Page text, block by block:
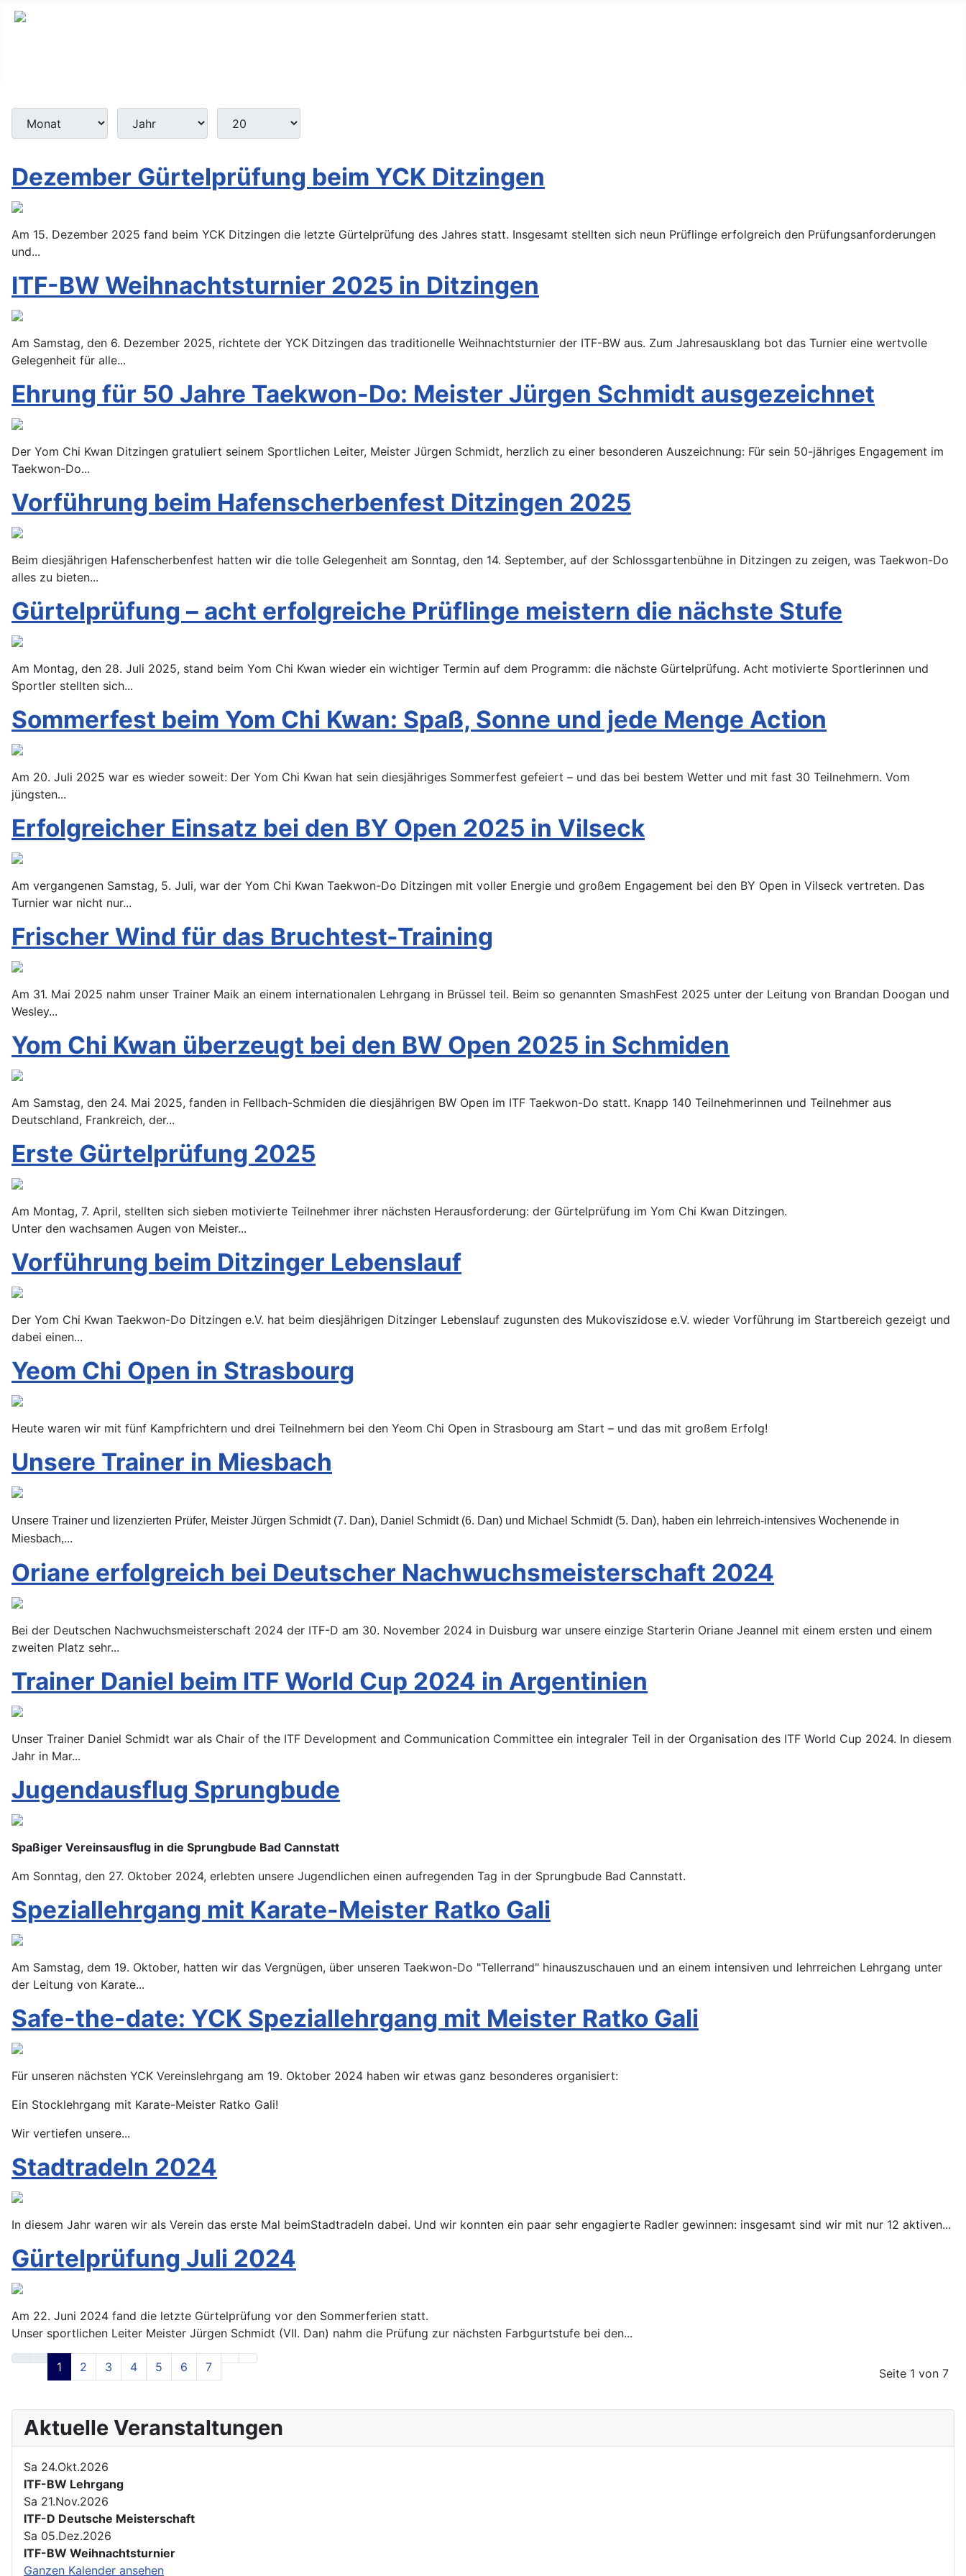
Filter
Monat Jahr Anzeige #
Dezember Gürtelprüfung beim YCK Ditzingen
Am 15. Dezember 2025 fand beim YCK Ditzingen die letzte Gürtelprüfung des Jahres statt. Insgesamt stellten sich neun Prüflinge erfolgreich den Prüfungsanforderungen
und...
ITF-BW Weihnachtsturnier 2025 in Ditzingen
Am Samstag, den 6. Dezember 2025, richtete der YCK Ditzingen das traditionelle Weihnachtsturnier der ITF-BW aus. Zum Jahresausklang bot das Turnier eine wertvolle
Gelegenheit für alle...
Ehrung für 50 Jahre Taekwon-Do: Meister Jürgen Schmidt ausgezeichnet
Der Yom Chi Kwan Ditzingen gratuliert seinem Sportlichen Leiter, Meister Jürgen Schmidt, herzlich zu einer besonderen Auszeichnung: Für sein 50-jähriges Engagement im
Taekwon-Do...
Vorführung beim Hafenscherbenfest Ditzingen 2025
Beim diesjährigen Hafenscherbenfest hatten wir die tolle Gelegenheit am Sonntag, den 14. September, auf der Schlossgartenbühne in Ditzingen zu zeigen, was Taekwon-Do
alles zu bieten...
Gürtelprüfung – acht erfolgreiche Prüflinge meistern die nächste Stufe
Am Montag, den 28. Juli 2025, stand beim Yom Chi Kwan wieder ein wichtiger Termin auf dem Programm: die nächste Gürtelprüfung. Acht motivierte Sportlerinnen und
Sportler stellten sich...
Sommerfest beim Yom Chi Kwan: Spaß, Sonne und jede Menge Action
Am 20. Juli 2025 war es wieder soweit: Der Yom Chi Kwan hat sein diesjähriges Sommerfest gefeiert – und das bei bestem Wetter und mit fast 30 Teilnehmern. Vom
jüngsten...
Erfolgreicher Einsatz bei den BY Open 2025 in Vilseck
Am vergangenen Samstag, 5. Juli, war der Yom Chi Kwan Taekwon-Do Ditzingen mit voller Energie und großem Engagement bei den BY Open in Vilseck vertreten. Das
Turnier war nicht nur...
Frischer Wind für das Bruchtest-Training
Am 31. Mai 2025 nahm unser Trainer Maik an einem internationalen Lehrgang in Brüssel teil. Beim so genannten SmashFest 2025 unter der Leitung von Brandan Doogan und
Wesley...
Yom Chi Kwan überzeugt bei den BW Open 2025 in Schmiden
Am Samstag, den 24. Mai 2025, fanden in Fellbach-Schmiden die diesjährigen BW Open im ITF Taekwon-Do statt. Knapp 140 Teilnehmerinnen und Teilnehmer aus
Deutschland, Frankreich, der...
Erste Gürtelprüfung 2025
Am Montag, 7. April, stellten sich sieben motivierte Teilnehmer ihrer nächsten Herausforderung: der Gürtelprüfung im Yom Chi Kwan Ditzingen.
Unter den wachsamen Augen von Meister...
Vorführung beim Ditzinger Lebenslauf
Der Yom Chi Kwan Taekwon-Do Ditzingen e.V. hat beim diesjährigen Ditzinger Lebenslauf zugunsten des Mukoviszidose e.V. wieder Vorführung im Startbereich gezeigt und
dabei einen...
Yeom Chi Open in Strasbourg
Heute waren wir mit fünf Kampfrichtern und drei Teilnehmern bei den Yeom Chi Open in Strasbourg am Start – und das mit großem Erfolg!
Unsere Trainer in Miesbach
Unsere Trainer und lizenzierten Prüfer, Meister Jürgen Schmidt (7. Dan), Daniel Schmidt (6. Dan) und Michael Schmidt (5. Dan), haben ein lehrreich-intensives Wochenende in
Miesbach,...
Oriane erfolgreich bei Deutscher Nachwuchsmeisterschaft 2024
Bei der Deutschen Nachwuchsmeisterschaft 2024 der ITF-D am 30. November 2024 in Duisburg war unsere einzige Starterin Oriane Jeannel mit einem ersten und einem
zweiten Platz sehr...
Trainer Daniel beim ITF World Cup 2024 in Argentinien
Unser Trainer Daniel Schmidt war als Chair of the ITF Development and Communication Committee ein integraler Teil in der Organisation des ITF World Cup 2024. In diesem
Jahr in Mar...
Jugendausflug Sprungbude
Spaßiger Vereinsausflug in die Sprungbude Bad Cannstatt
Am Sonntag, den 27. Oktober 2024, erlebten unsere Jugendlichen einen aufregenden Tag in der Sprungbude Bad Cannstatt.
Speziallehrgang mit Karate-Meister Ratko Gali
Am Samstag, dem 19. Oktober, hatten wir das Vergnügen, über unseren Taekwon-Do "Tellerrand" hinauszuschauen und an einem intensiven und lehrreichen Lehrgang unter
der Leitung von Karate...
Safe-the-date: YCK Speziallehrgang mit Meister Ratko Gali
Für unseren nächsten YCK Vereinslehrgang am 19. Oktober 2024 haben wir etwas ganz besonderes organisiert:
Ein Stocklehrgang mit Karate-Meister Ratko Gali!
Wir vertiefen unsere...
Stadtradeln 2024
In diesem Jahr waren wir als Verein das erste Mal beimStadtradeln dabei. Und wir konnten ein paar sehr engagierte Radler gewinnen: insgesamt sind wir mit nur 12 aktiven...
Gürtelprüfung Juli 2024
Am 22. Juni 2024 fand die letzte Gürtelprüfung vor den Sommerferien statt.
Unser sportlichen Leiter Meister Jürgen Schmidt (VII. Dan) nahm die Prüfung zur nächsten Farbgurtstufe bei den...
Seite 1 von 7
1 2 3 4 5 6 7
Aktuelle Veranstaltungen
Sa 24.Okt.2026
ITF-BW Lehrgang
Sa 21.Nov.2026
ITF-D Deutsche Meisterschaft
Sa 05.Dez.2026
ITF-BW Weihnachtsturnier
Ganzen Kalender ansehen